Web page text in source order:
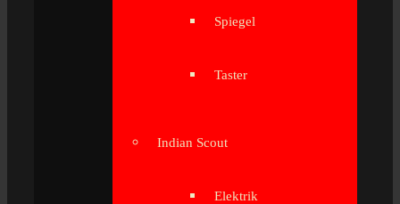
Spiegel
Taster
Indian Scout
Elektrik